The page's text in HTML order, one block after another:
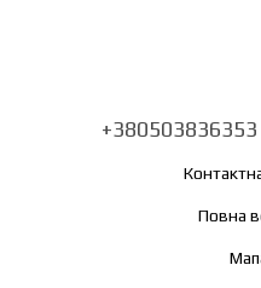
+380503836353
Повна